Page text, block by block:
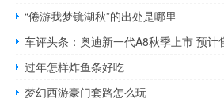
“倦游我梦镜湖秋”的出处是哪里
车评头条：奥迪新一代A8秋季上市 预计
过年怎样炸鱼条好吃
梦幻西游豪门套路怎么玩